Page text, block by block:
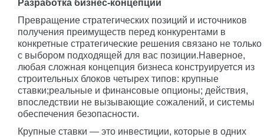
Разработка бизнес-концепции
Превращение стратегических позиций и источников
получения преимуществ перед конкурентами в
конкретные стратегические решения связано не только
с выбором подходящей для вас позиции.Наверное,
любая сложная концепция бизнеса конструируется из
строительных блоков четырех типов: крупные
ставки;реальные и финансовые опционы; действия,
впоследствии не вызывающие сожалений, и системы
обеспечения безопасности.
Крупные ставки — это инвестиции, которые в одних